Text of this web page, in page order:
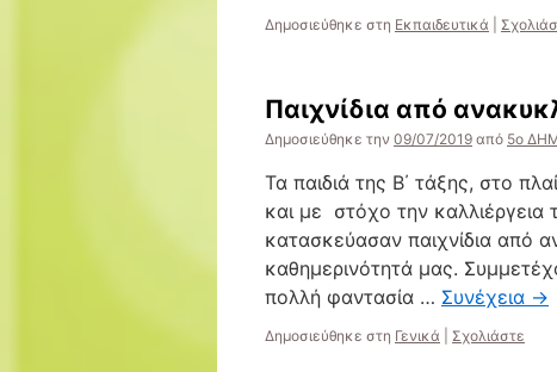
Δημοσιεύθηκε στη Εκπαιδευτικά
Παιχνίδια από
Δημοσιεύθηκε την 09/07/2019 από 5ο
Τα παιδιά της Β΄ τάξης, στο
και με στόχο την καλλιέργεια
κατασκεύασαν παιχνίδια από
καθημερινότητά μας.
πολλή φαντασία … Συνέχεια →
Δημοσιεύθηκε στη Γενικά Σχολιάστε